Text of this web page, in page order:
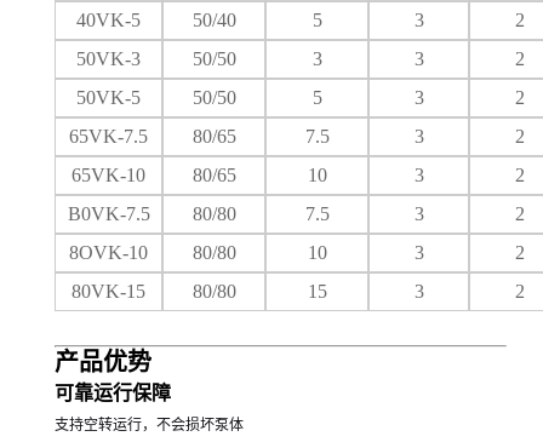
40VK-5
50/40 5 3
2
50VK-3
50/50 3 3
2
50VK-5
50/50 5 3
2
65VK-7.5
80/65 7.5 3
2
65VK-10
80/65 10 3
2
B0VK-7.5
80/80 7.5 3
2
8OVK-10
80/80 10 3
2
80VK-15
80/80 15 3 2
产品优势
可靠运行保障
支持空转运行，不会损坏泵体